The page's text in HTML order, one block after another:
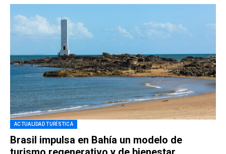
ACTUALIDAD TURÍSTICA
Brasil impulsa en Bahía un modelo de